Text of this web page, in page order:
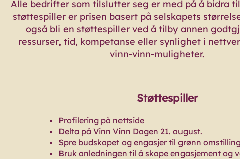
Alle bedrifter som tilslutter seg er med på å bidra
støttespiller er prisen basert på selskapets
også bli en støttespiller ved å tilby annen
ressurser, tid, kompetanse eller synlighet i
vinn-vinn-muligheter.
Støttespiller
Profilering på nettside
Delta på Vinn Vinn Dagen 21. august.
Spre budskapet og engasjer til grønn
Bruk anledningen til å skape engasjement og